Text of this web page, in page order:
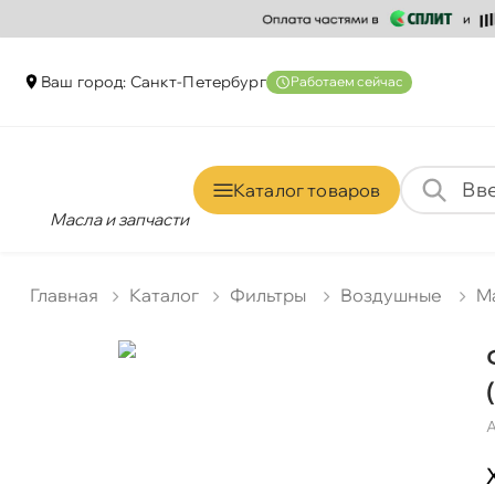
аш город: Санкт-Петербур Работаем сейчас
Масла и запчасти
Каталог товаро
Главная Катало Фильтры оздушные